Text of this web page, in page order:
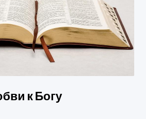
к Богу